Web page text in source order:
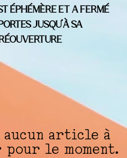
éphémère et a fermé
jusqu'à sa
article à
le moment.